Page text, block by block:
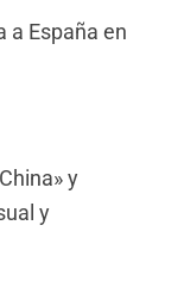
a España en
y
y